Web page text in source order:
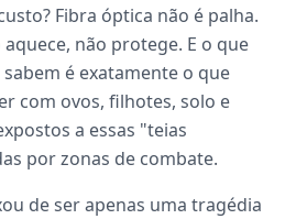
Fibra óptica não é palha.
não protege. E o que
é exatamente o que
com ovos, filhotes, solo e
a essas "teias
por zonas de combate.
de ser apenas uma tragédia